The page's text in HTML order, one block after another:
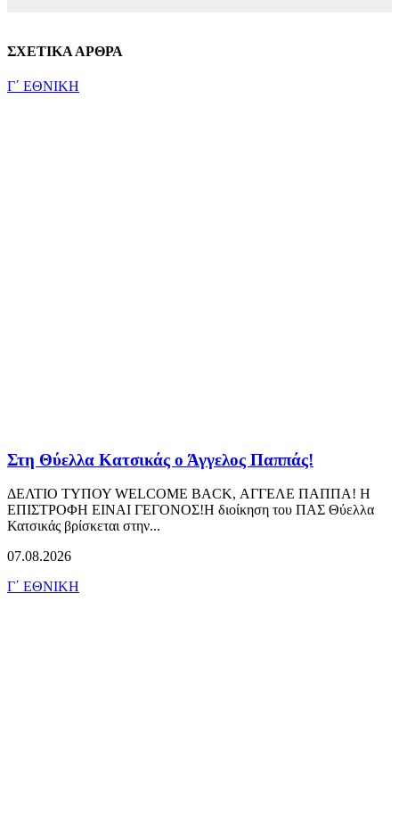
ΣΧΕΤΙΚΑ ΑΡΘΡΑ
Γ΄ ΕΘΝΙΚΗ
Στη Θύελλα Κατσικάς ο Άγγελος Παππάς!
ΔΕΛΤΙΟ ΤΥΠΟΥ WELCOME BACK, ΑΓΓΕΛΕ ΠΑΠΠΑ! Η
ΕΠΙΣΤΡΟΦΗ ΕΙΝΑΙ ΓΕΓΟΝΟΣ!Η διοίκηση του ΠΑΣ Θύελλα
Κατσικάς βρίσκεται στην...
07.08.2026
Γ΄ ΕΘΝΙΚΗ